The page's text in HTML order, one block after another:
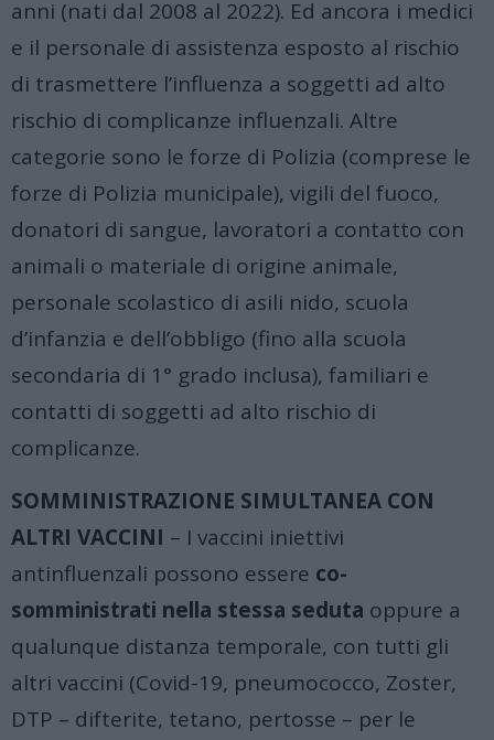
anni (nati dal 2008 al 2022). Ed ancora i medici
e il personale di assistenza esposto al rischio
di trasmettere l’influenza a soggetti ad alto
rischio di complicanze influenzali. Altre
categorie sono le forze di Polizia (comprese le
forze di Polizia municipale), vigili del fuoco,
donatori di sangue, lavoratori a contatto con
animali o materiale di origine animale,
personale scolastico di asili nido, scuola
d’infanzia e dell’obbligo (fino alla scuola
secondaria di 1° grado inclusa), familiari e
contatti di soggetti ad alto rischio di
complicanze.
SOMMINISTRAZIONE SIMULTANEA CON
ALTRI VACCINI – I vaccini iniettivi
antinfluenzali possono essere co-
somministrati nella stessa seduta oppure a
qualunque distanza temporale, con tutti gli
altri vaccini (Covid-19, pneumococco, Zoster,
DTP – difterite, tetano, pertosse – per le